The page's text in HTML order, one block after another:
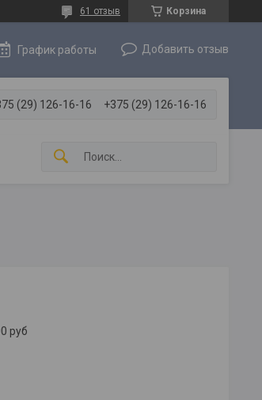
Корзина
61 отзыв
График работы Добавить отзыв
(29) 126-16-16 +375 (29) 126-16-16
руб